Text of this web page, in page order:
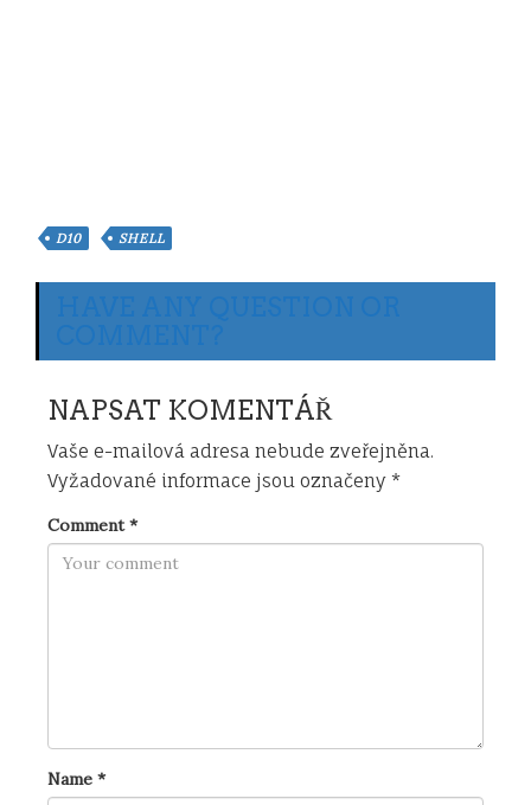
D10 SHELL
NAPSAT KOMENTÁŘ
Vaše e-mailová adresa nebude zveřejněna.
Vyžadované informace jsou označeny *
Comment*
Name *